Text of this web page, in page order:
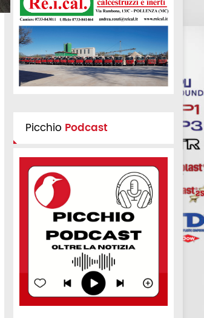
Picchio Podcast